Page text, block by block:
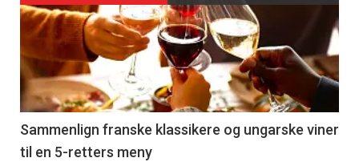
akkurat
nå
-
5
Sammenlign franske klassikere og ungarske viner
til en 5-retters meny